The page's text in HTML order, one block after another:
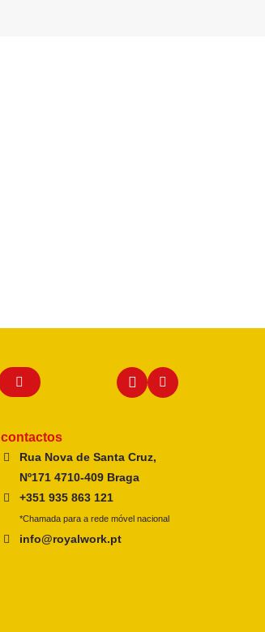
contactos
Rua Nova de Santa Cruz,
Nº171 4710-409 Braga
+351 935 863 121
*Chamada para a rede móvel nacional
info@royalwork.pt